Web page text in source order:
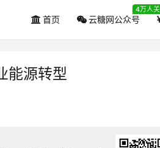
首页 云糖网公众号
4万人
能源转型